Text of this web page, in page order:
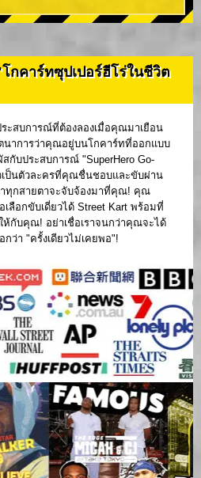
กคาร์ทซุปเปอร์ฮีโร่ในชีวิต
ะสบการณ์ที่ต้องลองเมื่อคุณมาเยือน
นาการว่าคุณอยู่บนโกคาร์ทที่ออกแบบ
กับประสบการณ์ "SuperHero Go-
เป็นตัวละครที่คุณชื่นชอบและขับผ่าน
าทุกสายตาจะจับจ้องมาที่คุณ! คุณ
ลือกขับเดี่ยวได้ Street Kart พร้อมที่
กับคุณ! อย่าเชื่อเราจนกว่าคุณจะได้
กว่า "ครั้งเดียวไม่เคยพอ"!